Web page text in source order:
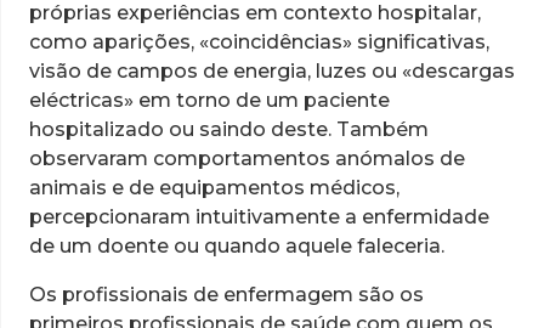
próprias experiências em contexto hospitalar,
como aparições, «coincidências» significativas,
visão de campos de energia, luzes ou «descargas
eléctricas» em torno de um paciente
hospitalizado ou saindo deste. Também
observaram comportamentos anómalos de
animais e de equipamentos médicos,
percepcionaram intuitivamente a enfermidade
de um doente ou quando aquele faleceria.
Os profissionais de enfermagem são os